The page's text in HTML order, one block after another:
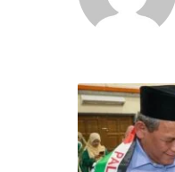
G
I
S
B
: